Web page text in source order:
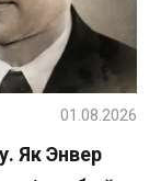
Як Энвер
01.08.2026